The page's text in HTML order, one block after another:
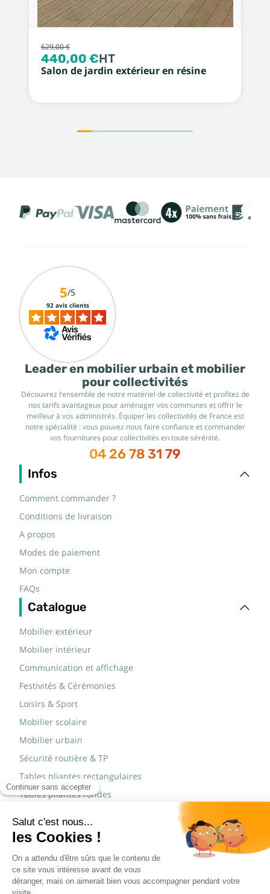
629,00 €
440,00 €HT
Salon de jardin extérieur en résine
Leader en mobilier urbain et mobilier
pour collectivités
Découvrez l’ensemble de notre matériel de collectivité et profitez de
nos tarifs avantageux pour aménager vos communes et offrir le
meilleur à vos administrés. Équiper les collectivités de France est
notre spécialité : vous pouvez nous faire confiance et commander
vos fournitures pour collectivités en toute sérénité.
04 26 78 31 79
Infos
Comment commander ?
Conditions de livraison
A propos
Modes de paiement
Mon compte
FAQs
Catalogue
Mobilier extérieur
Mobilier intérieur
Communication et affichage
Festivités & Cérémonies
Loisirs & Sport
Mobilier scolaire
Mobilier urbain
Sécurité routière & TP
Tables pliantes rectangulaires
Tables pliantes rondes
Marques
JAD Groupe
Procity®
5/5
92 avis clients